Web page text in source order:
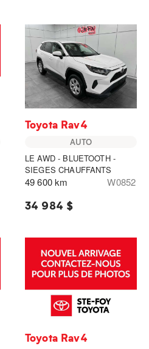
Toyota Rav4
AUTO
LE AWD - BLUETOOTH -
SIEGES CHAUFFANTS
49 600 km W0852
34 984 $
Toyota Rav4